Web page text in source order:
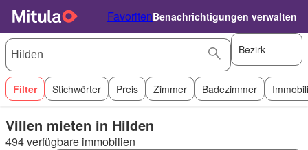
FavoritenBenachrichtigungen verwalten
Bezirk
Filter Stichwörter Preis Zimmer Badezimmer
Villen mieten in Hilden
494 verfügbare immobilien